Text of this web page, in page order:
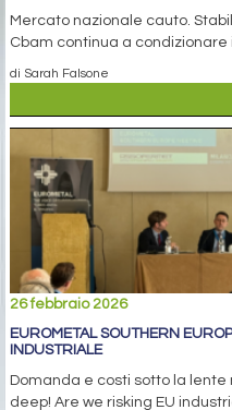
Mercato nazionale cauto.
Cbam continua a
di Sarah Falsone
26 febbraio 2026
EUROMETAL SOUTHERN
INDUSTRIALE
Domanda e costi sotto la
deep! Are we risking EU